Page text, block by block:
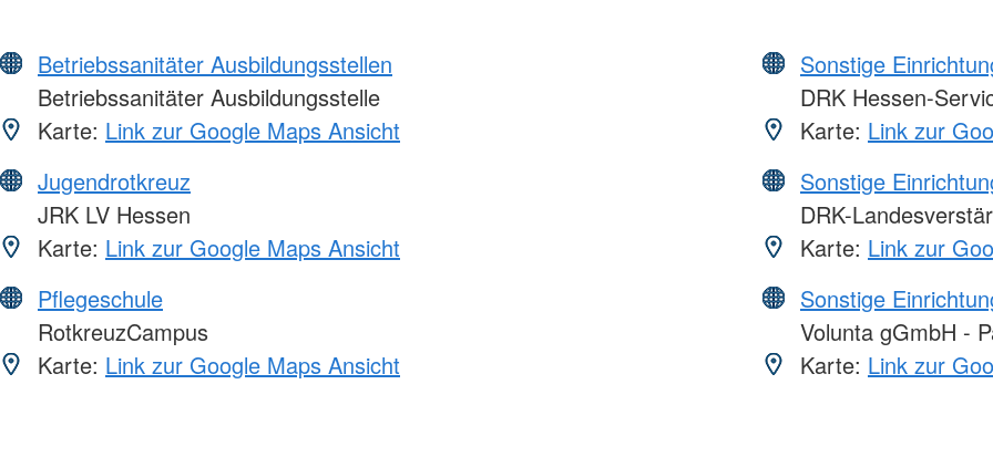
Betriebssanitäter Ausbildungsstellen
Betriebssanitäter Ausbildungsstelle
Karte: Link zur Google Maps Ansicht
Jugendrotkreuz
JRK LV Hessen
Karte: Link zur Google Maps Ansicht
Pflegeschule
RotkreuzCampus
Karte: Link zur Google Maps Ansicht
Sonstige
DRK Hessen-
Karte: Link zur
Sonstige
DRK-
Karte: Link zur
Sonstige
Volunta gGmbH -
Karte: Link zur